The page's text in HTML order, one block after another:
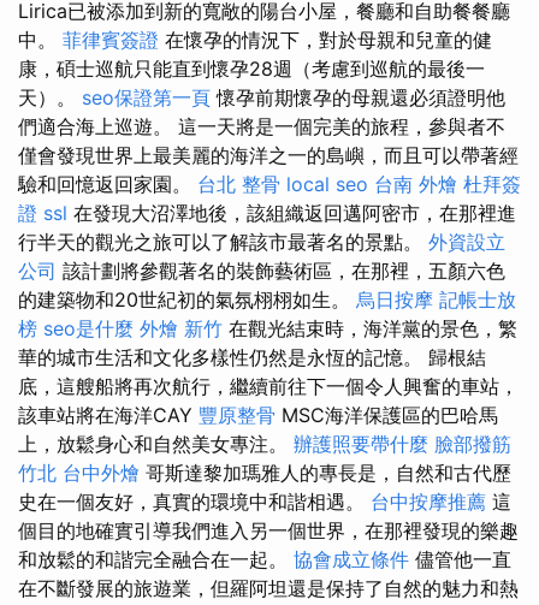
Lirica已被添加到新的寬敞的陽台小屋，餐廳和自助餐餐廳
中。 菲律賓簽證 在懷孕的情況下，對於母親和兒童的健
康，碩士巡航只能直到懷孕28週（考慮到巡航的最後一
天）。 seo保證第一頁 懷孕前期懷孕的母親還必須證明他
們適合海上巡遊。 這一天將是一個完美的旅程，參與者不
僅會發現世界上最美麗的海洋之一的島嶼，而且可以帶著經
驗和回憶返回家園。 台北 整骨 local seo 台南 外燴 杜拜簽
證 ssl 在發現大沼澤地後，該組織返回邁阿密市，在那裡進
行半天的觀光之旅可以了解該市最著名的景點。 外資設立
公司 該計劃將參觀著名的裝飾藝術區，在那裡，五顏六色
的建築物和20世紀初的氣氛栩栩如生。 烏日按摩 記帳士放
榜 seo是什麼 外燴 新竹 在觀光結束時，海洋黨的景色，繁
華的城市生活和文化多樣性仍然是永恆的記憶。 歸根結
底，這艘船將再次航行，繼續前往下一個令人興奮的車站，
該車站將在海洋CAY 豐原整骨 MSC海洋保護區的巴哈馬
上，放鬆身心和自然美女專注。 辦護照要帶什麼 臉部撥筋
竹北 台中外燴 哥斯達黎加瑪雅人的專長是，自然和古代歷
史在一個友好，真實的環境中和諧相遇。 台中按摩推薦 這
個目的地確實引導我們進入另一個世界，在那裡發現的樂趣
和放鬆的和諧完全融合在一起。 協會成立條件 儘管他一直
在不斷發展的旅遊業，但羅阿坦還是保持了自然的魅力和熱